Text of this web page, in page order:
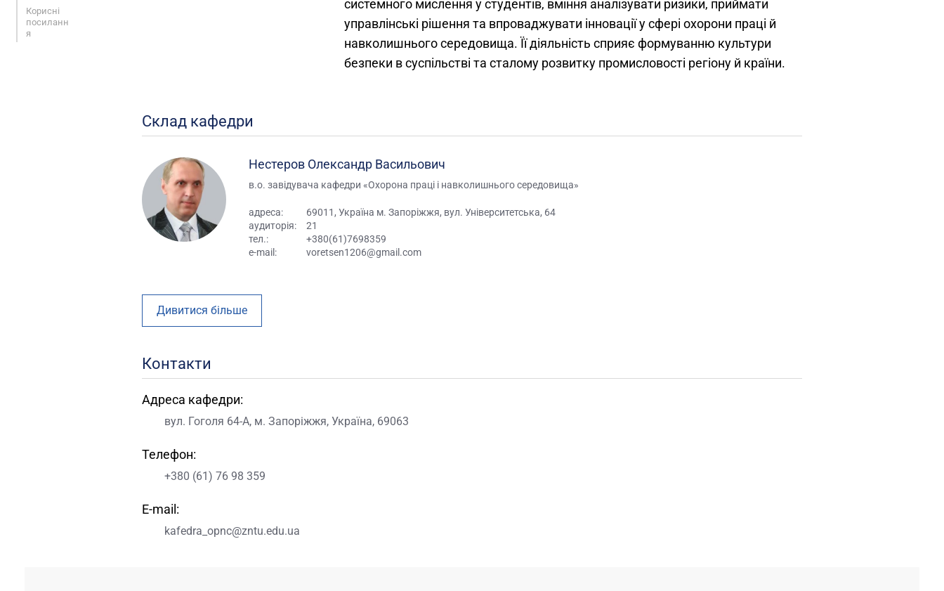
Корисні
посиланн
я
системного мислення у студентів, вміння аналізувати ризики, приймати
управлінські рішення та впроваджувати інновації у сфері охорони праці й
навколишнього середовища. Її діяльність сприяє формуванню культури
безпеки в суспільстві та сталому розвитку промисловості регіону й країни.
Склад кафедри
Нестеров Олександр Васильович
в.о. завідувача кафедри «Охорона праці і навколишнього середовища»
адреса:
69011, Україна м. Запоріжжя, вул. Університетська, 64
аудиторія:
21
тел.:
+380(61)7698359
e-mail:
voretsen1206@gmail.com
Дивитися більше
Контакти
Адреса кафедри:
вул. Гоголя 64-А, м. Запоріжжя, Україна, 69063
Телефон:
+380 (61) 76 98 359
E-mail:
kafedra_opnc@zntu.edu.ua